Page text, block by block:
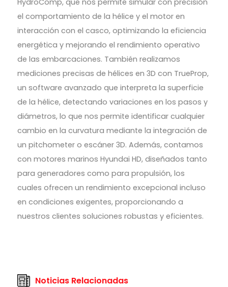
HydroComp, que nos permite simular con precisión
el comportamiento de la hélice y el motor en
interacción con el casco, optimizando la eficiencia
energética y mejorando el rendimiento operativo
de las embarcaciones. También realizamos
mediciones precisas de hélices en 3D con TrueProp,
un software avanzado que interpreta la superficie
de la hélice, detectando variaciones en los pasos y
diámetros, lo que nos permite identificar cualquier
cambio en la curvatura mediante la integración de
un pitchometer o escáner 3D. Además, contamos
con motores marinos Hyundai HD, diseñados tanto
para generadores como para propulsión, los
cuales ofrecen un rendimiento excepcional incluso
en condiciones exigentes, proporcionando a
nuestros clientes soluciones robustas y eficientes.
Noticias Relacionadas